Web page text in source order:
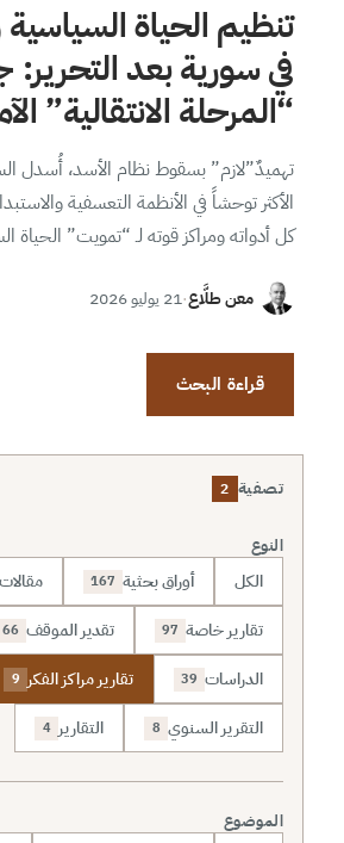
تنظيم الحياة
في سورية بعد
“المرحلة الانتقالية”
تهميدٌ”لازم” بسقوط نظام الأسد، أُسدل
الأكثر توحشاً في الأنظمة التعسفية
كل أدواته ومراكز قوته لـ “تمويت”
معن طلَّاع·21 يوليو 2026
قراءة البحث
تصفية 2
النوع
الكل أوراق بحثية 167
تقارير خاصة 97 تقدير الموقف 66
الدراسات 39 تقارير مراكز الفكر 9
التقرير السنوي 8 التقارير 4
الموضوع